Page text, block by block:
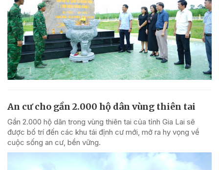
An cư cho gần 2.000 hộ dân vùng thiên tai
Gần 2.000 hộ dân trong vùng thiên tai của tỉnh Gia Lai sẽ
được bố trí đến các khu tái định cư mới, mở ra hy vọng về
cuộc sống an cư, bền vững.